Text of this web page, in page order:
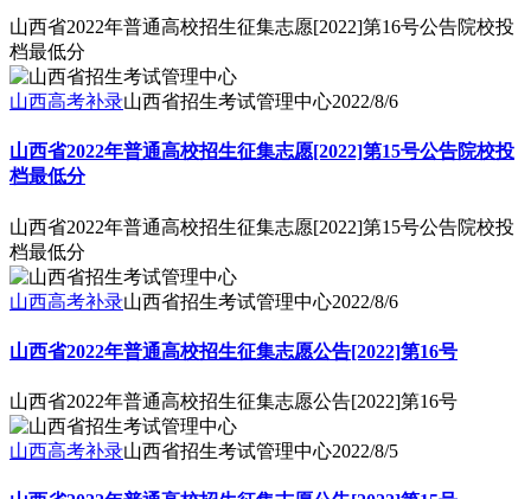
山西省2022年普通高校招生征集志愿[2022]第16号公告院校投
档最低分
山西高考补录山西省招生考试管理中心2022/8/6
山西省2022年普通高校招生征集志愿[2022]第15号公告院校投
档最低分
山西省2022年普通高校招生征集志愿[2022]第15号公告院校投
档最低分
山西高考补录山西省招生考试管理中心2022/8/6
山西省2022年普通高校招生征集志愿公告[2022]第16号
山西省2022年普通高校招生征集志愿公告[2022]第16号
山西高考补录山西省招生考试管理中心2022/8/5